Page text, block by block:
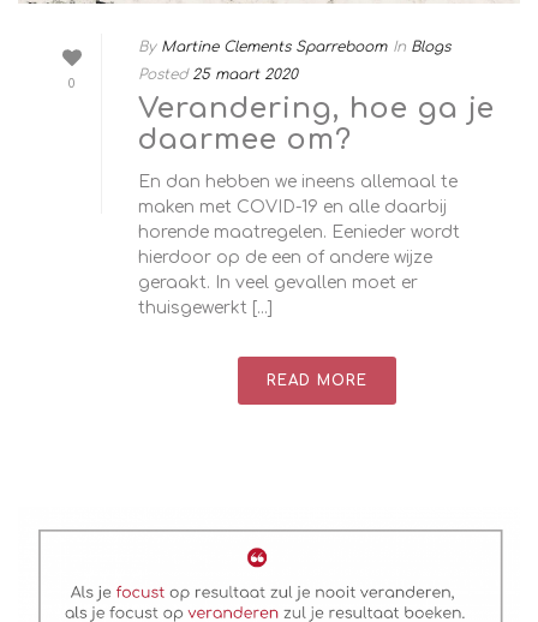
0
By Martine Clements Sparreboom In Blogs
Posted 25 maart 2020
Verandering, hoe ga je
daarmee om?
En dan hebben we ineens allemaal te
maken met COVID-19 en alle daarbij
horende maatregelen. Eenieder wordt
hierdoor op de een of andere wijze
geraakt. In veel gevallen moet er
thuisgewerkt [...]
READ MORE